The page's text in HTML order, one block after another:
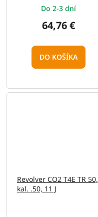
Do 2-3 dní
64,76 €
DO KOŠÍKA
Revolver CO2 T4E TR 50,
kal. .50, 11 J